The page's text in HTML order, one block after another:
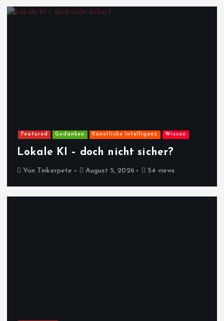
Featured Gedanken Künstliche Intelligenz Wissen
Lokale KI – doch nicht sicher?
Von Tinkerpete August 5, 2026 54 views